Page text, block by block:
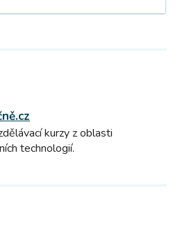
kurzy z oblasti
technologií.